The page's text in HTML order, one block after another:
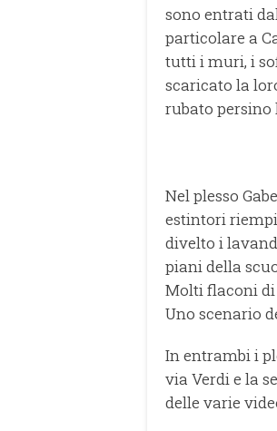
sono entrati
particolare a
tutti i muri, i
scaricato la
rubato persino
Nel plesso
estintori
divelto i
piani della
Molti flaconi di
Uno scenario
In entrambi i
via Verdi e la
delle varie